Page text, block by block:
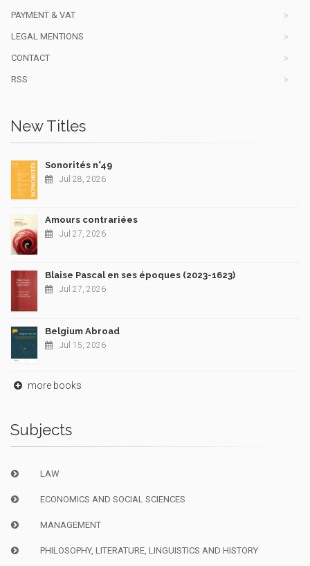
PAYMENT & VAT
LEGAL MENTIONS
CONTACT
RSS
New Titles
Sonorités n°49
Jul 28, 2026
Amours contrariées
Jul 27, 2026
Blaise Pascal en ses époques (2023-1623)
Jul 27, 2026
Belgium Abroad
Jul 15, 2026
more books
Subjects
LAW
ECONOMICS AND SOCIAL SCIENCES
MANAGEMENT
PHILOSOPHY, LITERATURE, LINGUISTICS AND HISTORY